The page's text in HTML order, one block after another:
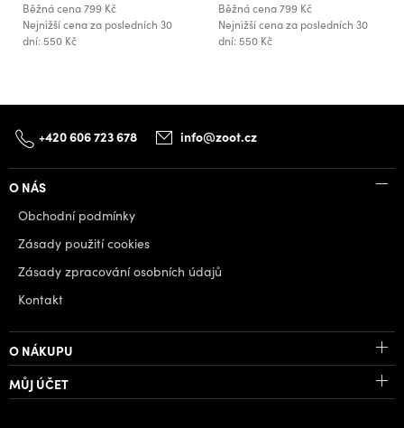
Běžná cena799 Kč
Nejnižší cena za posledních 30
dní: 550 Kč
Běžná cena799 Kč
Nejnižší cena za posledních 30
dní: 550 Kč
+420 606 723 678 info@zoot.cz
O NÁS
Obchodní podmínky
Zásady použití cookies
Zásady zpracování osobních údajů
Kontakt
O NÁKUPU
MŮJ ÚČET